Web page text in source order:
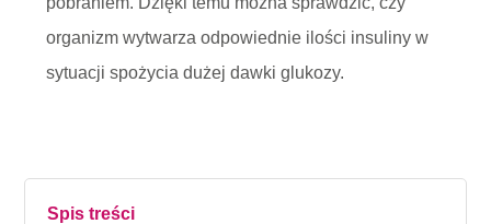
organizm wytwarza odpowiednie ilości insuliny w
sytuacji spożycia dużej dawki glukozy.
Spis treści